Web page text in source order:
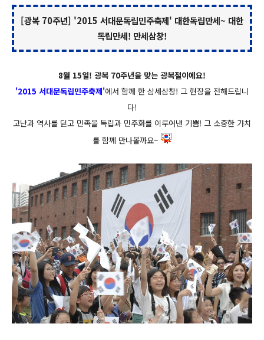
[광복 70주년] '2015 서대문독립민주축제' 대한독립만세~ 대한
독립만세! 만세삼창!
8월 15일! 광복 70주년을 맞는 광복절이에요!
'2015 서대문독립민주축제'에서 함께 한 삼세삼창! 그 현장을 전해드립니
다!
고난과 역사를 딛고 민족을 독립과 민주화를 이루어낸 기쁨! 그 소중한 가치
를 함께 만나볼까요~